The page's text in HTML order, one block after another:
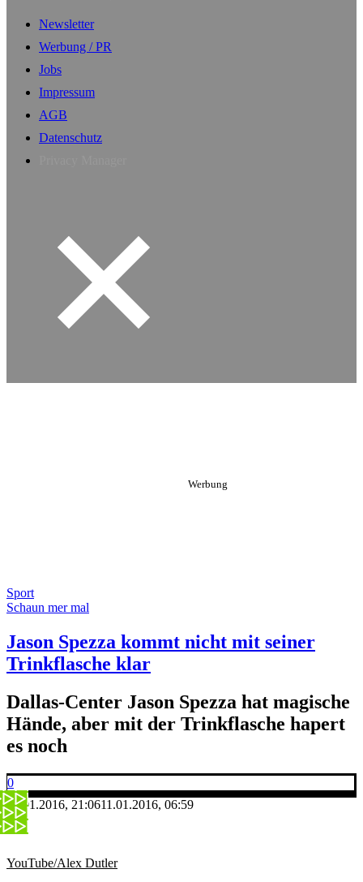
Newsletter
Werbung / PR
Jobs
Impressum
AGB
Datenschutz
Sport
Schaun mer mal
Jason Spezza kommt nicht mit seiner
Trinkflasche klar
Dallas-Center Jason Spezza hat magische
Hände, aber mit der Trinkflasche hapert
es noch
0
10.01.2016, 21:0611.01.2016, 06:59
YouTube/Alex Dutler